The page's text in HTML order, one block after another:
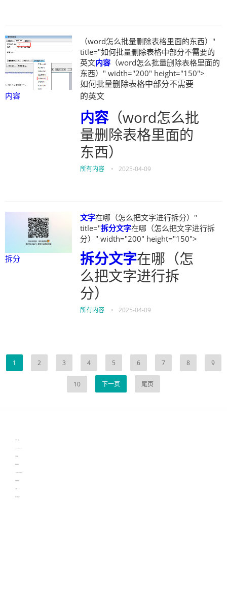
内容
（word怎么批量删除表格里面的东西）"
title="如何批量删除表格中部分不需要的
英文内容 （word怎么批量删除表格里面的
东西）" width="200" height="150">
如何批量删除表格中部分不需要
的英文
内容（word怎么批
量删除表格里面的
东西）
所有内容 • 2025-04-09
拆分
文字在哪（怎么把文字进行拆分）"
title="拆分文字在哪（怎么把文字进行拆
分）" width="200" height="150">
拆分文字在哪（怎
么把文字进行拆
分）
所有内容 • 2025-04-09
1 2 3 4 5 6 7 8 9
10 下一页 尾页